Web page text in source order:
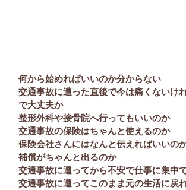
何から始めればいいのか分からない
交通事故に遭った直後で今は痛くないけ
で大丈夫か
整形外科や接骨院へ行ってもいいのか
交通事故の保険はちゃんと使えるのか
保険会社さんにはなんと伝えればいいの
補償がちゃんと出るのか
交通事故に遭ってから不安で仕事に集中
交通事故に遭ってこのまま元の生活に戻